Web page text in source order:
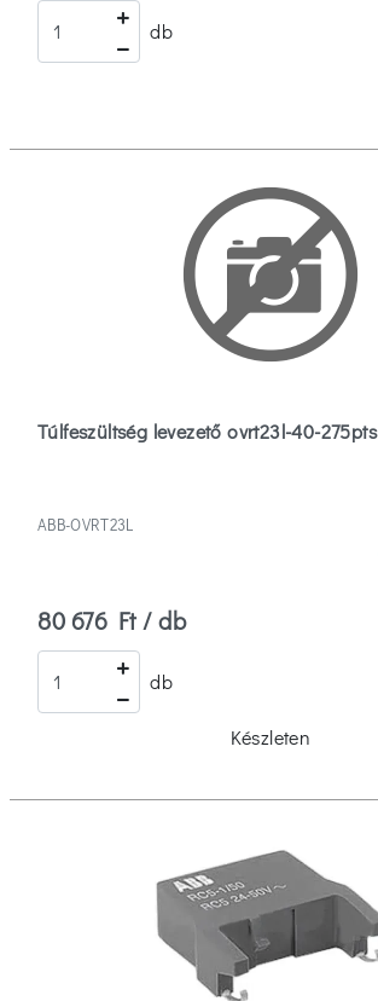
db
Túlfeszültség levezető ovrt23l-40-275pts
ABB-OVRT23L
80 676 Ft / db
db
Készleten